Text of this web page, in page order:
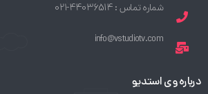
شماره تماس : 44036514-021
info@vstudiotv.com
درباره وی استدیو